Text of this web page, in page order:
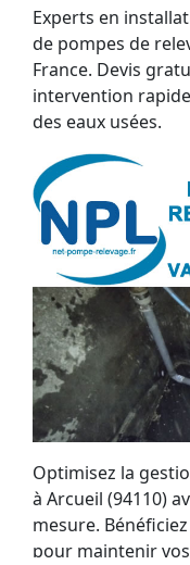
Experts en
de pompes de
France. Devis
intervention
des eaux usées.
Optimisez la
à Arcueil (94110)
mesure.
pour maintenir